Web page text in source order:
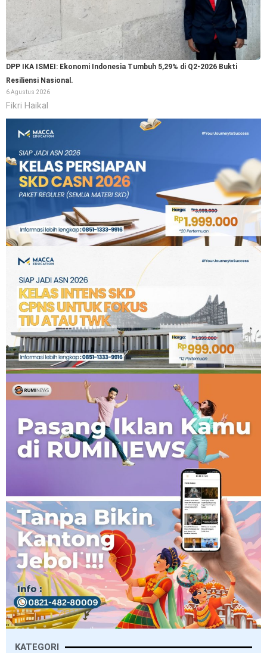
DPP IKA ISMEI: Ekonomi Indonesia Tumbuh 5,29% di Q2-2026 Bukti
Resiliensi Nasional.
6 Agustus 2026
Fikri Haikal
KATEGORI